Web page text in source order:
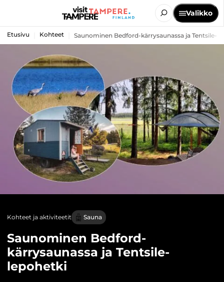
Valikko
Etusivu Kohteet Saunominen Bedford-kärrysaunassa ja Tentsile-
Kohteet ja aktiviteetit Sauna
Saunominen Bedford-
kärrysaunassa ja Tentsile-
lepohetki